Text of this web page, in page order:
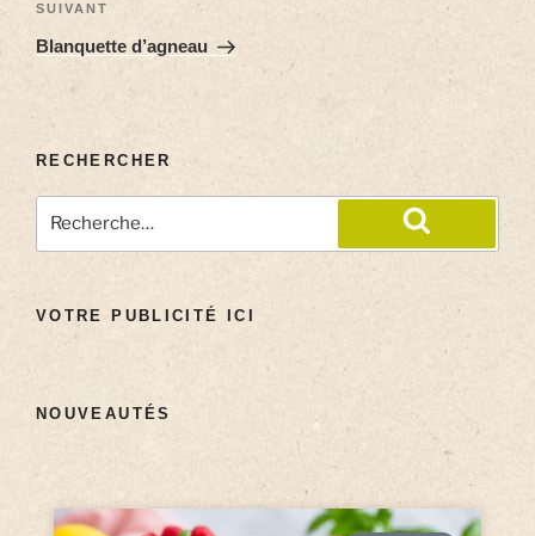
SUIVANT
Blanquette d’agneau
RECHERCHER
VOTRE PUBLICITÉ ICI
NOUVEAUTÉS